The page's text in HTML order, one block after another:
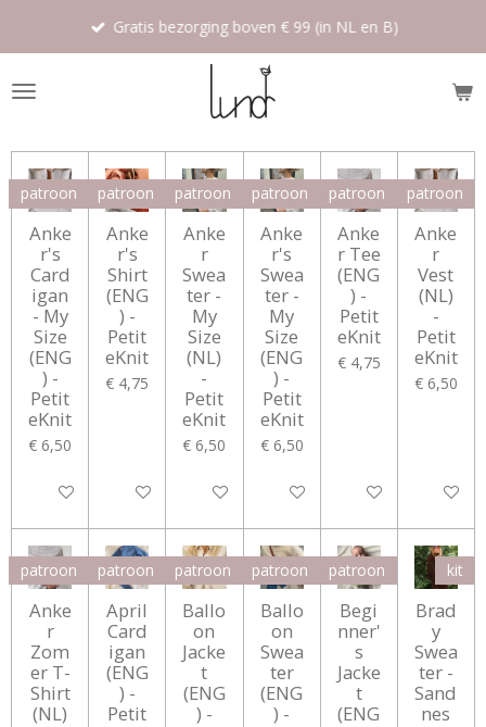
de
Gratis bezorging boven € 99 (in NL en B)
patroon
Anke
r's
Card
igan
- My
Size
(ENG
) -
Petit
eKnit
€ 6,50
In winkelwagen
patroon
Anke
r's
Shirt
(ENG
) -
Petit
eKnit
€ 4,75
In winkelwagen
patroon
Anke
r
Swea
ter -
My
Size
(NL)
-
Petit
eKnit
€ 6,50
In winkelwagen
patroon
Anke
r's
Swea
ter -
My
Size
(ENG
) -
Petit
eKnit
€ 6,50
In winkelwagen
patroon
Anke
r Tee
(ENG
) -
Petit
eKnit
€ 4,75
In winkelwagen
patroon
Anke
r
Vest
(NL)
-
Petit
eKnit
€ 6,50
In
patroon
Anke
r
Zom
er T-
Shirt
(NL)
patroon
April
Card
igan
(ENG
) -
Petit
patroon
Ballo
on
Jacke
t
(ENG
) -
patroon
Ballo
on
Swea
ter
(ENG
) -
patroon
Begi
nner'
s
Jacke
t
(ENG
kit
Brad
y
Swea
ter -
Sand
nes